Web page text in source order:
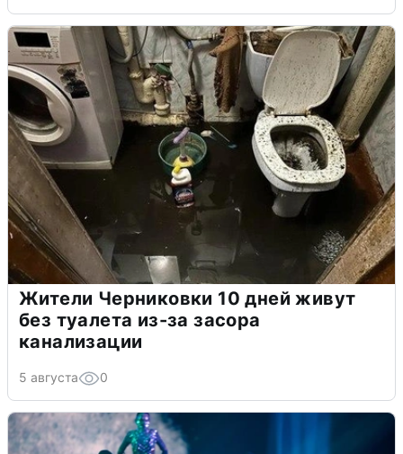
Жители Черниковки 10 дней живут
без туалета из-за засора
канализации
5 августа 0